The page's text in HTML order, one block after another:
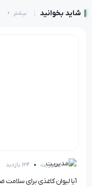
شاید بخوانید بیشتر
مدیریت 124 بازدید
آیا لیوان کاغذی برای سلامت